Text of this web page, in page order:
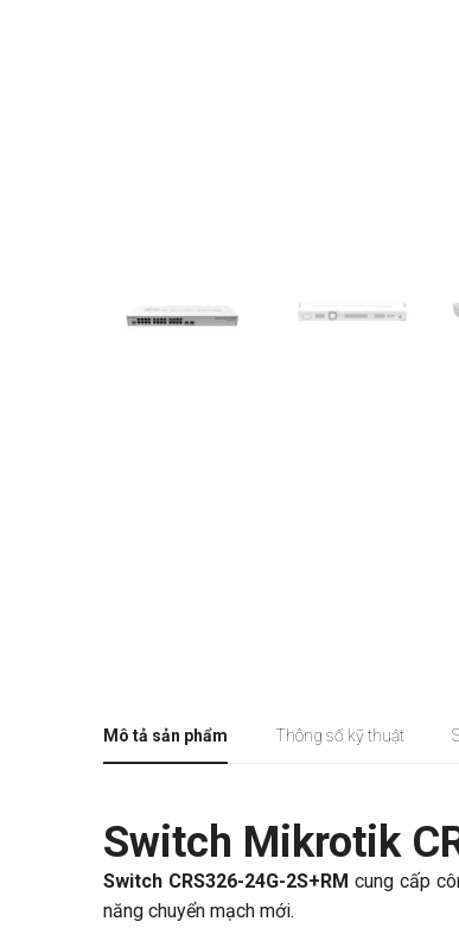
Mô tả sản phẩm Thông số kỹ thuật
Switch Mikrotik
Switch CRS326-24G-2S+RM cung cấp
năng chuyển mạch mới.